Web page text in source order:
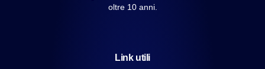
oltre 10 anni.
Link utili